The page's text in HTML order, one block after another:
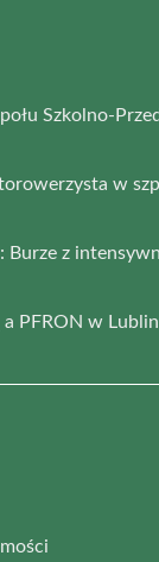
Szkolno-
w
Burze z
PFRON w